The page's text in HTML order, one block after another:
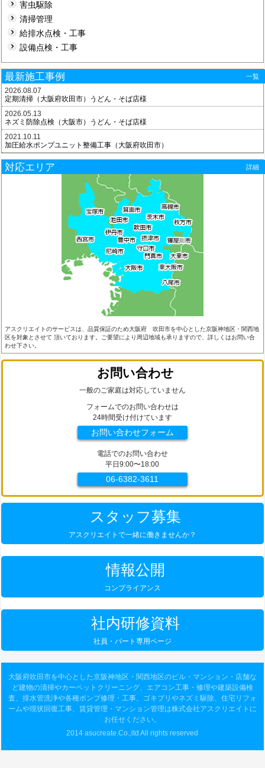
害虫駆除
清掃管理
給排水点検・工事
設備点検・工事
最新施工事例 一覧
2026.08.07
定期清掃（大阪府吹田市）うどん・そば店様
2026.05.13
ネズミ防除点検（大阪市）うどん・そば店様
2021.10.11
加圧給水ポンプユニット整備工事（大阪府吹田市）
対応エリア 詳細
アスクリエイトのサービスは、品質保証のため大阪府 吹田市を中心とした京阪神地区・関西地
区を対象とさせて 頂いております。ご要望により周辺地域も承りますので、詳しくはお問い合
わせ下さい。
お問い合わせ
一般のご家庭は対応していません
フォームでのお問い合わせは
24時間受け付けています
お問い合わせフォーム
電話でのお問い合わせ
平日9:00〜18:00
06-6382-3611
スタッフ募集
アスクリエイトで一緒に働きませんか？
情報公開
コンプライアンス
社内研修資料
社員・パート専用ページ
大阪府吹田市を中心とした京阪神地区・関西地区のビル・マンション・店舗な
ど建物の清掃やカーペットクリーニング、エアコン工事・修理や建築設備検
査、排水管洗浄や各種ポンプ修理・工事、ゴキブリやネズミ駆除、住宅リフォ
ームや現状回復工事、賃貸管理・マンション管理は株式会社アスクリエイトに
お任せください。
2014 asucreate.Co.,ltd All rights reserved